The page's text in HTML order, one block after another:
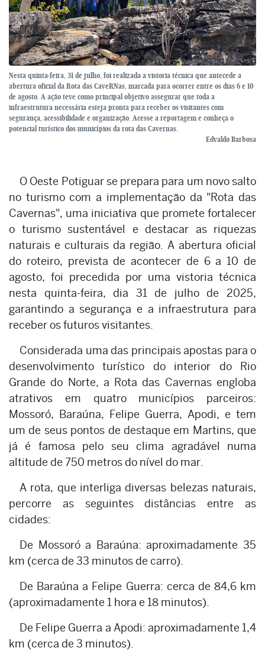
Nesta quinta-feira, 31 de julho, foi realizada a vistoria técnica que antecede a
abertura oficial da Rota das CaveRNas, marcada para ocorrer entre os dias 6 e 10
de agosto. A ação teve como principal objetivo assegurar que toda a
infraestrutura necessária esteja pronta para receber os visitantes com
segurança, acessibilidade e organização. Acesse a reportagem e conheça o
potencial turístico dos municípios da rota das Cavernas.
Edvaldo Barbosa
O Oeste Potiguar se prepara para um novo salto
no turismo com a implementação da "Rota das
Cavernas", uma iniciativa que promete fortalecer
o turismo sustentável e destacar as riquezas
naturais e culturais da região. A abertura oficial
do roteiro, prevista de acontecer de 6 a 10 de
agosto, foi precedida por uma vistoria técnica
nesta quinta-feira, dia 31 de julho de 2025,
garantindo a segurança e a infraestrutura para
receber os futuros visitantes.
Considerada uma das principais apostas para o
desenvolvimento turístico do interior do Rio
Grande do Norte, a Rota das Cavernas engloba
atrativos em quatro municípios parceiros:
Mossoró, Baraúna, Felipe Guerra, Apodi, e tem
um de seus pontos de destaque em Martins, que
já é famosa pelo seu clima agradável numa
altitude de 750 metros do nível do mar.
A rota, que interliga diversas belezas naturais,
percorre as seguintes distâncias entre as
cidades:
De Mossoró a Baraúna: aproximadamente 35
km (cerca de 33 minutos de carro).
De Baraúna a Felipe Guerra: cerca de 84,6 km
(aproximadamente 1 hora e 18 minutos).
De Felipe Guerra a Apodi: aproximadamente 1,4
km (cerca de 3 minutos).